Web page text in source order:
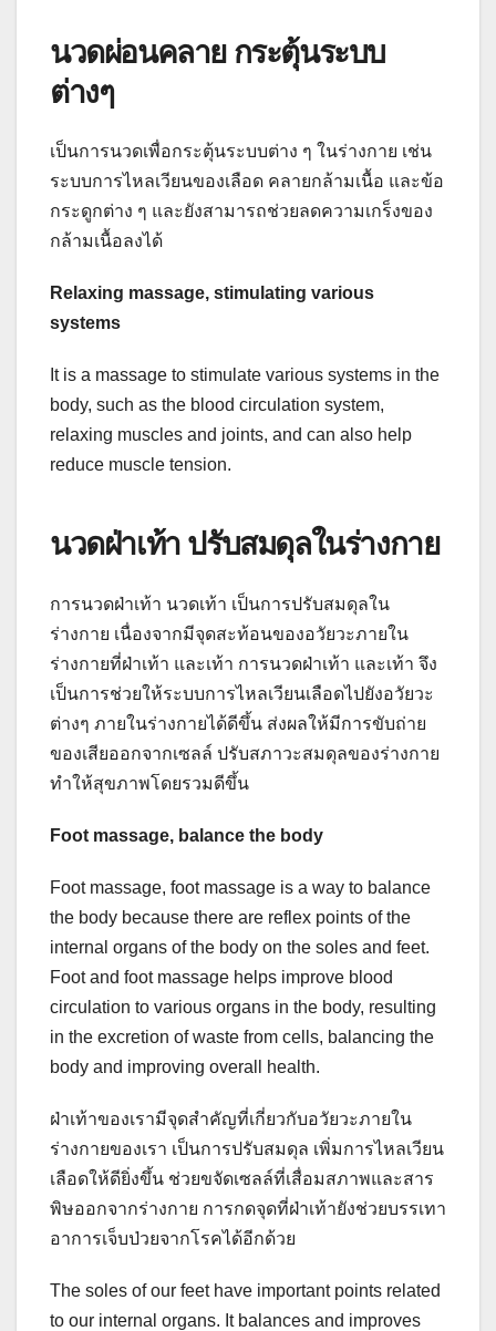
นวดผ่อนคลาย กระตุ้นระบบ
ต่างๆ
เป็นการนวดเพื่อกระตุ้นระบบต่าง ๆ ในร่างกาย เช่น
ระบบการไหลเวียนของเลือด คลายกล้ามเนื้อ และข้อ
กระดูกต่าง ๆ และยังสามารถช่วยลดความเกร็งของ
กล้ามเนื้อลงได้
Relaxing massage, stimulating various
systems
It is a massage to stimulate various systems in the
body, such as the blood circulation system,
relaxing muscles and joints, and can also help
reduce muscle tension.
นวดฝ่าเท้า ปรับสมดุลในร่างกาย
การนวดฝ่าเท้า นวดเท้า เป็นการปรับสมดุลใน
ร่างกาย เนื่องจากมีจุดสะท้อนของอวัยวะภายใน
ร่างกายที่ฝ่าเท้า และเท้า การนวดฝ่าเท้า และเท้า จึง
เป็นการช่วยให้ระบบการไหลเวียนเลือดไปยังอวัยวะ
ต่างๆ ภายในร่างกายได้ดีขึ้น ส่งผลให้มีการขับถ่าย
ของเสียออกจากเซลล์ ปรับสภาวะสมดุลของร่างกาย
ทำให้สุขภาพโดยรวมดีขึ้น
Foot massage, balance the body
Foot massage, foot massage is a way to balance
the body because there are reflex points of the
internal organs of the body on the soles and feet.
Foot and foot massage helps improve blood
circulation to various organs in the body, resulting
in the excretion of waste from cells, balancing the
body and improving overall health.
ฝ่าเท้าของเรามีจุดสำคัญที่เกี่ยวกับอวัยวะภายใน
ร่างกายของเรา เป็นการปรับสมดุล เพิ่มการไหลเวียน
เลือดให้ดียิ่งขึ้น ช่วยขจัดเซลล์ที่เสื่อมสภาพและสาร
พิษออกจากร่างกาย การกดจุดที่ฝ่าเท้ายังช่วยบรรเทา
อาการเจ็บป่วยจากโรคได้อีกด้วย
The soles of our feet have important points related
to our internal organs. It balances and improves